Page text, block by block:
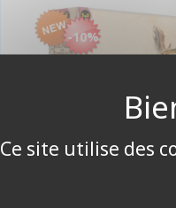
-10%
Ce site utilise des